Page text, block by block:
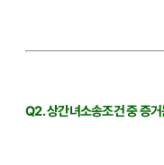
Q2. 상간녀소송조건 중 증